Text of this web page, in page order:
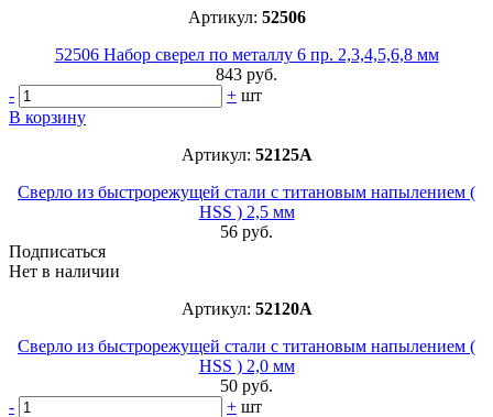
Артикул: 52506
52506 Набор сверел по металлу 6 пр. 2,3,4,5,6,8 мм
843 руб.
-
+ шт
В корзину
Артикул: 52125A
Сверло из быстрорежущей стали с титановым напылением (
HSS ) 2,5 мм
56 руб.
Подписаться
Нет в наличии
Артикул: 52120A
Сверло из быстрорежущей стали с титановым напылением (
HSS ) 2,0 мм
50 руб.
-
+ шт